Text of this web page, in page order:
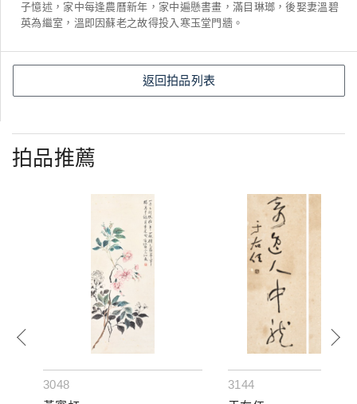
子憶述，家中每逢農曆新年，家中遍懸書畫，滿目琳瑯，後娶妻溫碧
英為繼室，溫即因蘇老之故得投入寒玉堂門牆。
返回拍品列表
拍品推薦
3048
3144